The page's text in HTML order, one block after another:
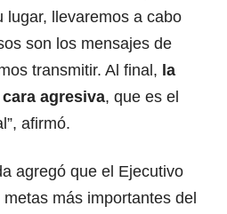
lugar, llevaremos a cabo
son los mensajes de
transmitir. Al final, la
agresiva, que es el
afirmó.
agregó que el Ejecutivo
más importantes del